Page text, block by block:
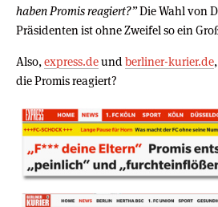
haben Promis reagiert?”Die Wahl von
Präsidenten ist ohne Zweifel so ein
Also,express.deundberliner-kurier.de
die Promis reagiert?